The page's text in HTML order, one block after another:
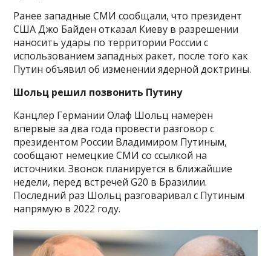
Ранее западные СМИ сообщали, что президент
США Джо Байден отказал Киеву в разрешении
наносить удары по территории России с
использованием западных ракет, после того как
Путин объявил об изменении ядерной доктрины.
Шольц решил позвонить Путину
Канцлер Германии Олаф Шольц намерен
впервые за два года провести разговор с
президентом России Владимиром Путиным,
сообщают немецкие СМИ со ссылкой на
источники. Звонок планируется в ближайшие
недели, перед встречей G20 в Бразилии.
Последний раз Шольц разговаривал с Путиным
напрямую в 2022 году.